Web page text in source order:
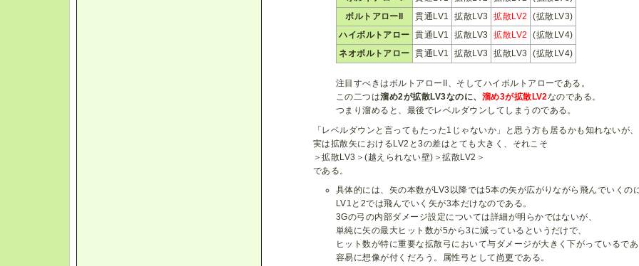
ボルトアローII
貫通LV1 拡散LV3 拡散LV2
(拡散LV3)
ハイボルトアロー 貫通LV1 拡散LV3 拡散LV2
(拡散LV4)
ネオボルトアロー 貫通LV1 拡散LV3 拡散LV3 (拡散LV4)
注目すべきはボルトアローII、そしてハイボルトアローである。
この二つは溜め2が拡散LV3なのに、 溜め3が拡散LV2なのである。
つまり溜めると、最後でレベルダウンしてしまうのである。
「レベルダウンと言ってもたった1じゃないか」と思う方も居るかも知れないが、
実は拡散矢におけるLV2と3の差はとても大きく、それこそ
＞拡散LV3＞(越えられない壁)＞拡散LV2＞
である。
具体的には、矢の本数がLV3以降では5本の矢が広がりながら飛んでいくのに
LV1と2では飛んでいく矢が3本だけなのである。
3Gの弓の内部ダメージ設定については詳細が明らかではないが、
単純に矢の最大ヒット数が5から3に減っているというだけで、
ヒット数が特に重要な拡散弓において与ダメージが大きく下がっているで
容易に想像が付くだろう。属性弓として尚更である。